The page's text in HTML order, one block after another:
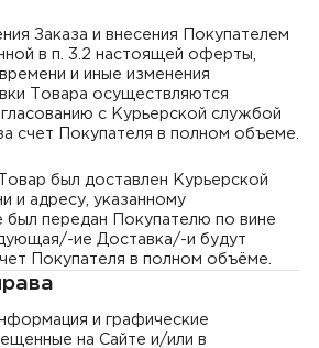
Заказа и внесения Покупателем
в п. 3.2 настоящей оферты,
и иные изменения
Товара осуществляются
с Курьерской службой
счет Покупателя в полном объеме.
был доставлен Курьерской
и адресу, указанному
был передан Покупателю по вине
ие Доставка/-и будут
Покупателя в полном объёме.
и графические
на Сайте и/или в